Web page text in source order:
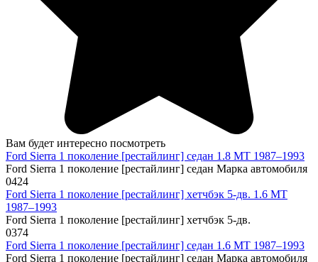
Вам будет интересно посмотреть
Ford Sierra 1 поколение [рестайлинг] седан 1.8 MT 1987–1993
Ford Sierra 1 поколение [рестайлинг] седан Марка автомобиля
0424
Ford Sierra 1 поколение [рестайлинг] хетчбэк 5-дв. 1.6 MT
1987–1993
Ford Sierra 1 поколение [рестайлинг] хетчбэк 5-дв.
0374
Ford Sierra 1 поколение [рестайлинг] седан 1.6 MT 1987–1993
Ford Sierra 1 поколение [рестайлинг] седан Марка автомобиля